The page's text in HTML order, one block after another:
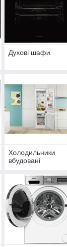
Духові шафи
Холодильники
вбудовані